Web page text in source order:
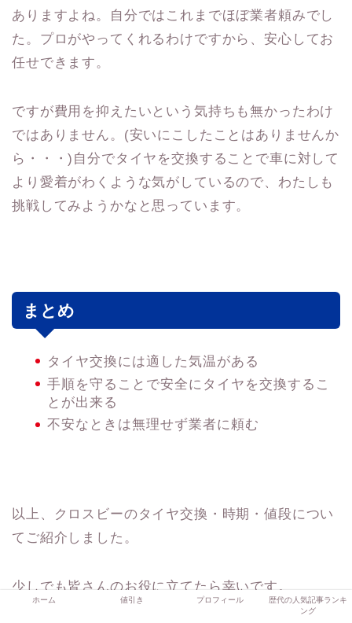
ありますよね。自分ではこれまでほぼ業者頼みでし
た。プロがやってくれるわけですから、安心してお
任せできます。
ですが費用を抑えたいという気持ちも無かったわけ
ではありません。(安いにこしたことはありませんか
ら・・・)自分でタイヤを交換することで車に対して
より愛着がわくような気がしているので、わたしも
挑戦してみようかなと思っています。
まとめ
タイヤ交換には適した気温がある
手順を守ることで安全にタイヤを交換するこ
とが出来る
不安なときは無理せず業者に頼む
以上、クロスビーのタイヤ交換・時期・値段につい
てご紹介しました。
少しでも皆さんのお役に立てたら幸いです。
ホーム 値引き プロフィール
歴代の人気記事ランキ
ング